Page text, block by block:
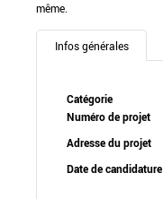
même.
Infos générales
Catégorie
Numéro de projet
Adresse du projet
Date de candidature